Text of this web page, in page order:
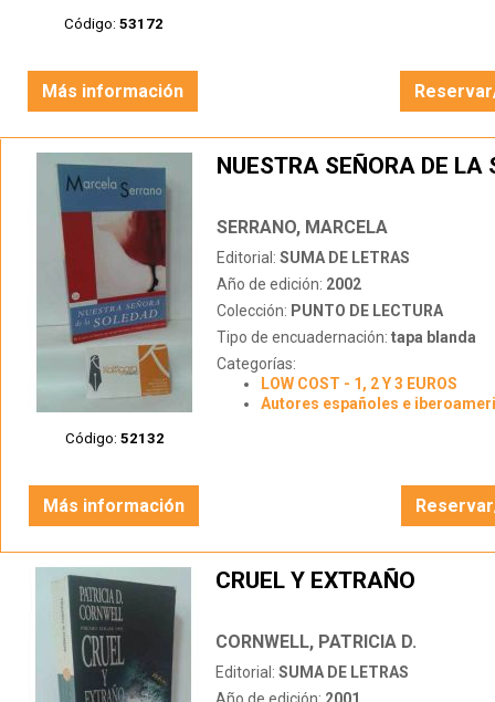
Código: 53172
Más información
Código: 52132
NUESTRA SEÑORA DE LA
SERRANO, MARCELA
Editorial: SUMA DE LETRAS
Año de edición: 2002
Colección: PUNTO DE LECTURA
Tipo de encuadernación: tapa blanda
Categorías:
LOW COST - 1, 2 Y 3 EUROS
Autores españoles e
Más información
CRUEL Y EXTRAÑO
CORNWELL, PATRICIA D.
Editorial: SUMA DE LETRAS